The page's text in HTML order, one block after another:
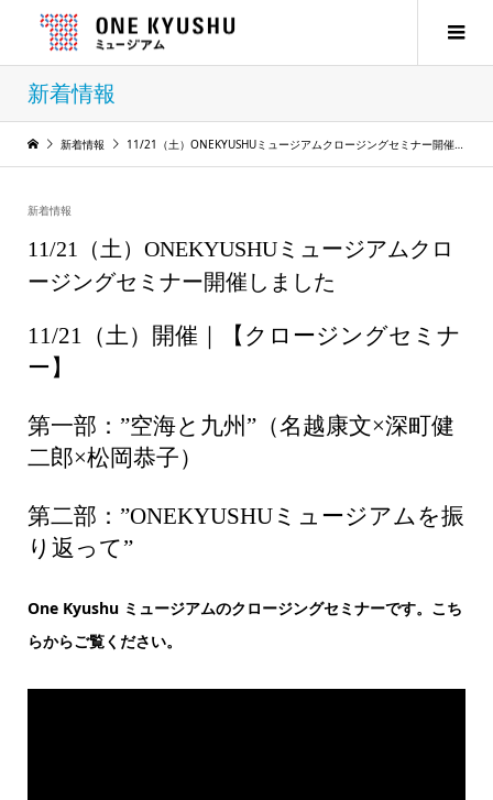
新着情報
新着情報 11/21（土）ONEKYUSHUミュージアムクロージングセミナー開催しました
新着情報
11/21（土）ONEKYUSHUミュージアムクロ
ージングセミナー開催しました
11/21（土）開催｜【クロージングセミナ
ー】
第一部：”空海と九州”（名越康文×深町健
二郎×松岡恭子）
第二部：”ONEKYUSHUミュージアムを振
り返って”
One Kyushu ミュージアムのクロージングセミナーです。こち
らからご覧ください。